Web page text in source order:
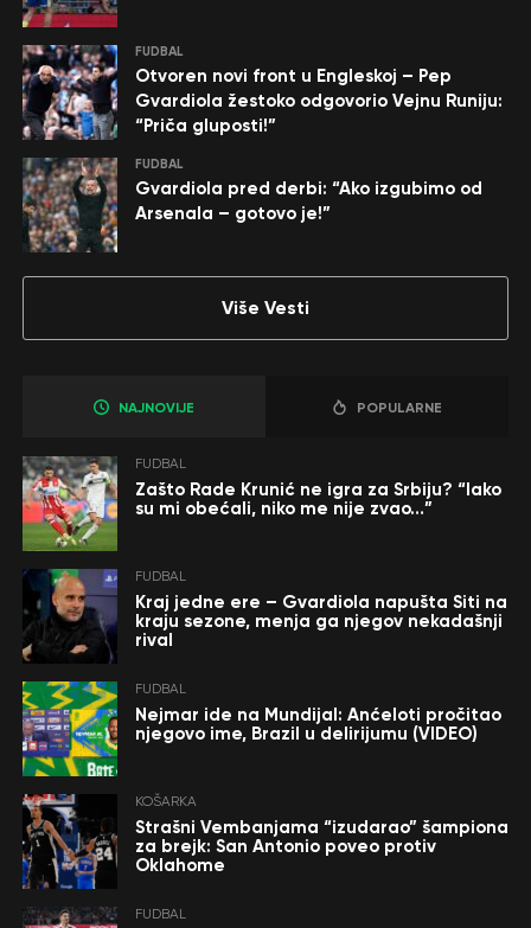
FUDBAL
Otvoren novi front u Engleskoj – Pep
Gvardiola žestoko odgovorio Vejnu Runiju:
“Priča gluposti!”
FUDBAL
Gvardiola pred derbi: “Ako izgubimo od
Arsenala – gotovo je!”
Više Vesti
NAJNOVIJE POPULARNE
FUDBAL
Zašto Rade Krunić ne igra za Srbiju? “Iako
su mi obećali, niko me nije zvao…”
FUDBAL
Kraj jedne ere – Gvardiola napušta Siti na
kraju sezone, menja ga njegov nekadašnji
rival
FUDBAL
Nejmar ide na Mundijal: Anćeloti pročitao
njegovo ime, Brazil u delirijumu (VIDEO)
KOŠARKA
Strašni Vembanjama “izudarao” šampiona
za brejk: San Antonio poveo protiv
Oklahome
FUDBAL